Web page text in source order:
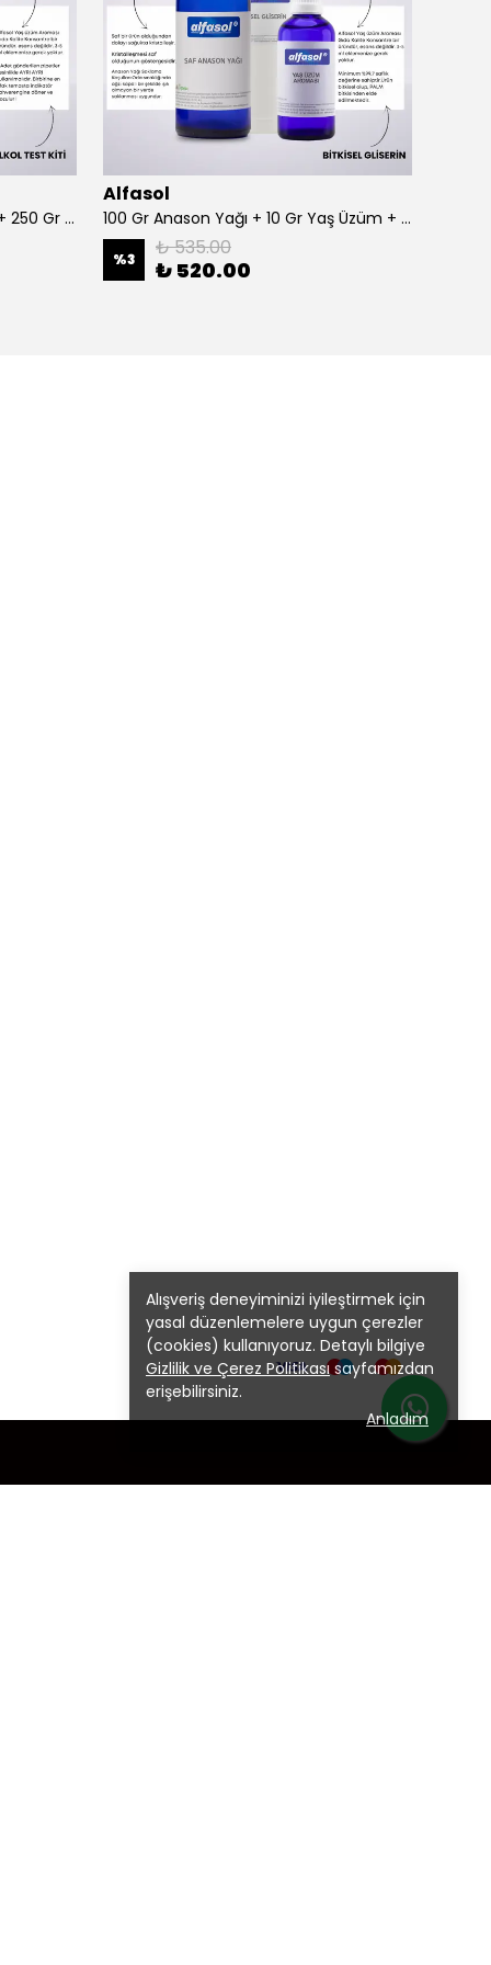
Alışveriş deneyiminizi iyileştirmek için
yasal düzenlemelere uygun çerezler
(cookies) kullanıyoruz. Detaylı bilgiye
Gizlilik ve Çerez Politikası sayfamızdan
erişebilirsiniz.
Anladım
100 Gr Anason + Alkol Test Kiti + 250 Gr Gliserin
Alfasol
100 Gr Anason Yağı + 10 Gr Yaş Üzüm + 250 Gr Gliserin
%3 ₺ 535.00
₺ 520.00